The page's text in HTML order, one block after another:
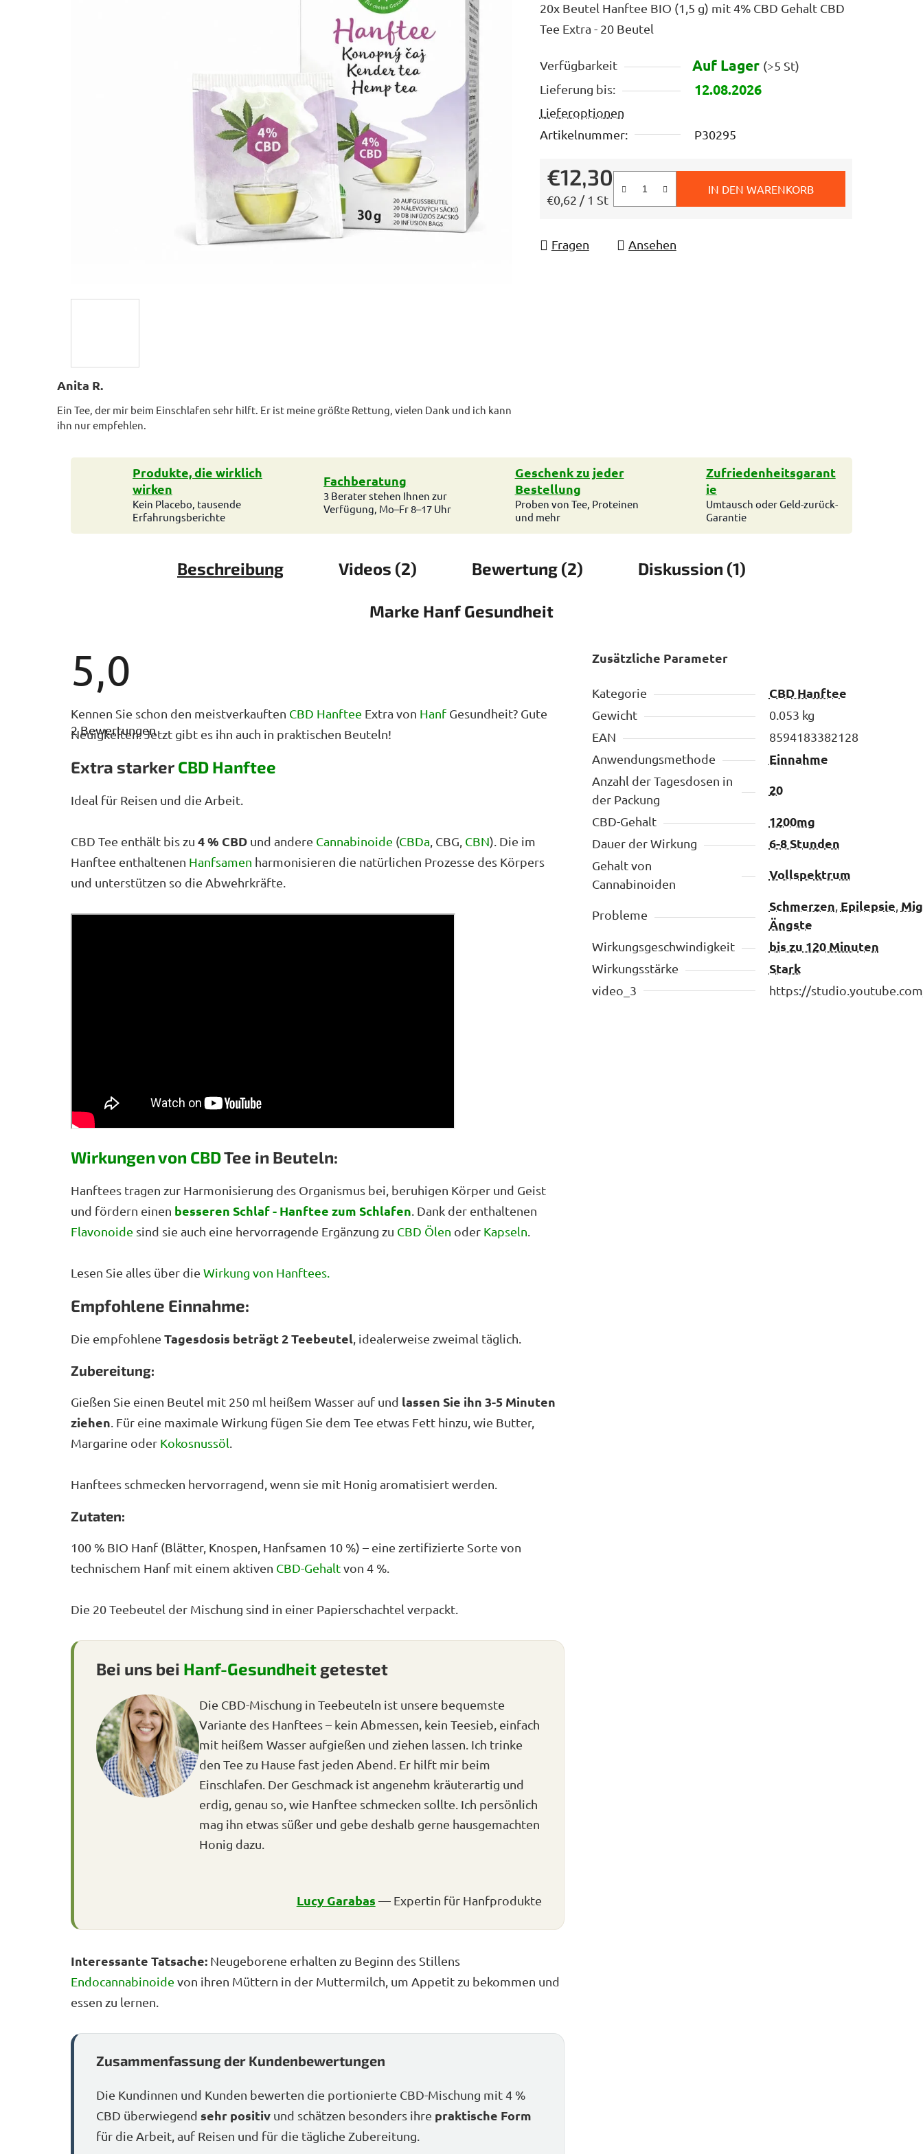
ist
5,0
5
Sternen.
20x Beutel Hanftee BIO (1,5 g) mit 4% CBD Gehalt CBD
Tee Extra - 20 Beutel
Verfügbarkeit Auf Lager (>5 St)
Lieferung bis:
12.08.2026
Lieferoptionen
Artikelnummer:
P30295
€12,30
Verkaufspreis:
€0,62 / 1 St
IN DEN WARENKORB
Fragen Ansehen
Anita R.
Ein Tee, der mir beim Einschlafen sehr hilft. Er ist meine größte Rettung, vielen Dank und ich kann
ihn nur empfehlen.
Produkte, die wirklich
wirken
Kein Placebo, tausende
Erfahrungsberichte
Fachberatung
3 Berater stehen Ihnen zur
Verfügung, Mo–Fr 8–17 Uhr
Geschenk zu jeder
Bestellung
Proben von Tee, Proteinen
und mehr
Zufriedenheitsgarant
ie
Umtausch oder Geld-zurück-
Garantie
Beschreibung Videos (2) Bewertung (2) Diskussion (1)
Marke Hanf Gesundheit
5,0
Die
durchschnittliche
Produktbewertung
von
Sternen.
2 Bewertungen
Kennen Sie schon den meistverkauften CBD Hanftee Extra von Hanf Gesundheit? Gute
Neuigkeiten: Jetzt gibt es ihn auch in praktischen Beuteln!
Extra starker CBD Hanftee
Ideal für Reisen und die Arbeit.
CBD Tee enthält bis zu 4 % CBD und andere Cannabinoide (CBDa , CBG, CBN). Die im
Hanftee enthaltenen Hanfsamen harmonisieren die natürlichen Prozesse des Körpers
und unterstützen so die Abwehrkräfte.
Wirkungen von CBDTee in Beuteln:
Hanftees tragen zur Harmonisierung des Organismus bei, beruhigen Körper und Geist
und fördern einen besseren Schlaf- Hanftee zum Schlafen . Dank der enthaltenen
Flavonoide sind sie auch eine hervorragende Ergänzung zu CBD Ölen oder Kapseln
Lesen Sie alles über die Wirkung von Hanftees.
Empfohlene Einnahme:
Die empfohlene Tagesdosis beträgt 2 Teebeutel , idealerweise zweimal täglich.
Zubereitung:
Gießen Sie einen Beutel mit 250 ml heißem Wasser auf und lassen Sie ihn 3-5 Minuten
ziehen . Für eine maximale Wirkung fügen Sie dem Tee etwas Fett hinzu, wie Butter,
Margarine oder Kokosnussöl
Hanftees schmecken hervorragend, wenn sie mit Honig aromatisiert werden.
Zutaten:
100 % BIO Hanf (Blätter, Knospen, Hanfsamen 10 %) – eine zertifizierte Sorte von
technischem Hanf mit einem aktiven CBD-Gehaltvon 4 %.
Die 20 Teebeutel der Mischung sind in einer Papierschachtel verpackt.
Bei uns bei Hanf-Gesundheit getestet
Die CBD-Mischung in Teebeuteln ist unsere bequemste
Variante des Hanftees – kein Abmessen, kein Teesieb, einfach
mit heißem Wasser aufgießen und ziehen lassen. Ich trinke
den Tee zu Hause fast jeden Abend. Er hilft mir beim
Einschlafen. Der Geschmack ist angenehm kräuterartig und
erdig, genau so, wie Hanftee schmecken sollte. Ich persönlich
mag ihn etwas süßer und gebe deshalb gerne hausgemachten
Honig dazu.
Lucy Garabas — Expertin für Hanfprodukte
Interessante Tatsache: Neugeborene erhalten zu Beginn des Stillens
Endocannabinoide von ihren Müttern in der Muttermilch, um Appetit zu bekommen und
essen zu lernen.
Zusammenfassung der Kundenbewertungen
Die Kundinnen und Kunden bewerten die portionierte CBD-Mischung mit 4 %
CBD überwiegend sehr positiv und schätzen besonders ihre praktische Form
für die Arbeit, auf Reisen und für die tägliche Zubereitung.
Zusätzliche Parameter
Kategorie CBD Hanftee
Gewicht
0.053 kg
EAN
8594183382128
Anwendungsmethode
Einnahme
Anzahl der Tagesdosen in
der Packung
20
CBD-Gehalt 1200mg
Dauer der Wirkung 6-8 Stunden
Gehalt von
Cannabinoiden
Vollspektrum
Probleme
Schmerzen, Epilepsie,
Ängste
Wirkungsgeschwindigkeit bis zu 120 Minuten
Wirkungsstärke Stark
video_3 https://